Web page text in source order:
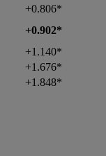
+0.806*
+0.902*
+1.140*
+1.676*
+1.848*